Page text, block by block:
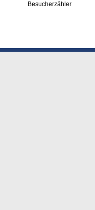
Besucherzähler